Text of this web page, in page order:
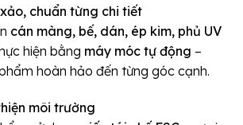
chuẩn từng chi tiết
cán màng, bế, dán, ép kim, phủ UV
hiện bằng máy móc tự động –
hoàn hảo đến từng góc cạnh.
môi trường